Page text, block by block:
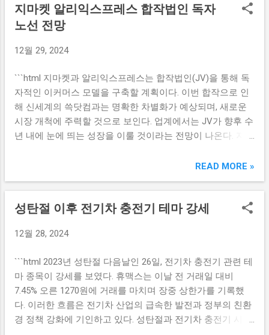
특별한 성장 배경 신성델타테크는 이번 주 +20.88%의 주가
상승 폭을 기록하며 기업의 성과가 주목받고 있습니다. 이 회
술 혁신과 원가 절감 전략을 통해 경쟁력을 높이고 있습니다.
으로도 계속해서 긍정적인 전망이 예상됩니다. 신성델타테크
의 제품 중 특히 LED 조명 부문이 주효하였습니다. 친환경 트
렌드에 발맞추어 이 제품군의 수요...
겪고 있다. 이러한 상황 속에서 SK스퀘어는 FI의 투자 회수를
통해 재무적 유동성을 확보하고, 다른 유망한 사업에 재투자
매각이 지연되는 상황에서 투자 실적이 기대이하로 나타나고
어와의 협의가 중요하게 작용하고 있다. 이번 논의에서 SK스
퀘어는 FI들과의 적극적인 대화를 통해 보다 효과적인 투자
회수 방안을 마련할 계획이다. 이러한 방안이 실현될 경우,
SK스퀘어는 11번가의 가치를 극대화하여 추후 매각을 추진
할 수 있는 새로운 길이 열리게 될 것이다. FI는 SK스퀘어의
는 여타의 사업 확장을 위한 자금을 마련하는 데 긍정적인 영
향을 받을 수 있다. 11번가와 경쟁 관계의 변화 11번가는 한
경쟁자들과의 치열한 경쟁에 직면하고 있다. 최근 몇 년간 쿠
류 시스템 개선을 통해 시장 점유율을 확대하고 있는 상황이
비스 개선에 있어 어려움을 겪을 수밖에 없다. 특히, 소비자들
의 쇼핑 패턴이 변화하면서, 온라인 쇼핑에서는 편리함과 경
제...
지마켓 알리익스프레스 합작법인 독자
노선 전망
12월 29, 2024
```html 지마켓과 알리익스프레스는 합작법인(JV)을 통해 독
자적인 이커머스 모델을 구축할 계획이다. 이번 합작으로 인
해 신세계의 쓱닷컴과는 명확한 차별화가 예상되며, 새로운
시장 개척에 주력할 것으로 보인다. 업계에서는 JV가 향후 수
년 내에 눈에 띄는 성장을 이룰 것이라는 전망이 나온다. 지마
해 이커머스 시장에서 차별화된 전략을 펼칠 계획이다. 이 합
작법인은 기존의 서비스를 보완하고, 소비자들에게 더 나은
경험을 제공하기 위해 다양한 상품과 서비스를 통합할 예정
이다. 지마켓은 품질 높은 제품을 저렴한 가격에 제공하는 것
운 고객을 유입하는 데 집중할 것이다. 이 과정에서 물류 효율
제공하는 것이 중요하다. 이외에도, 지마켓은 인공지능(AI) 기
술을 활용한 개인화 추천 시스템을 구축하여 소비자 맞춤형
쇼핑 경험을 제공할 예정이다. 이를 통해 소비자들은 자신의
취향에 맞는 제품을 더욱 쉽게 찾을 수 있을 것이다. 알리익스
프레스의 글로벌 네트워크 활용 알리익스프레스는 글로벌 시
READ MORE »
성탄절 이후 전기차 충전기 테마 강세
12월 28, 2024
```html 2023년 성탄절 다음날인 26일, 전기차 충전기 관련 테
마 종목이 강세를 보였다. 휴맥스는 이날 전 거래일 대비
7.45% 오른 1270원에 거래를 마치며 장중 상한가를 기록했
다. 이러한 흐름은 전기차 산업의 급속한 발전과 정부의 친환
경 정책 강화에 기인하고 있다. 성탄절과 전기차 충전기 시장